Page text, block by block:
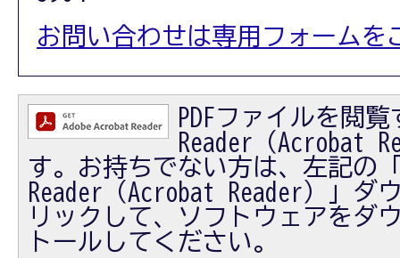
お問い合わせは専用フォームを
PDFファイルを閲
Reader（Acrobat
す。お持ちでない方は、左記の
Reader（Acrobat Reader）」ダ
リックして、ソフトウェアをダ
トールしてください。